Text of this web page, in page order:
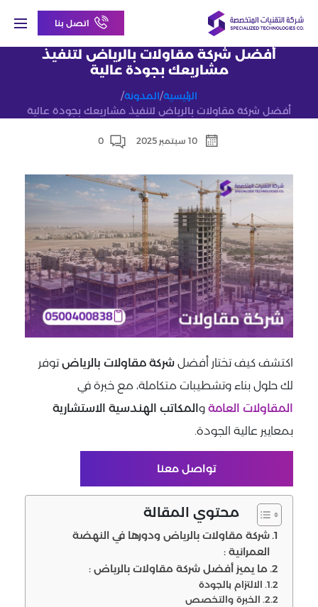
اتصل بنا
أفضل شركة مقاولات بالرياض لتنفيذ
مشاريعك بجودة عالية
الرئيسية/المدونة/
أفضل شركة مقاولات بالرياض لتنفيذ مشاريعك بجودة عالية
10 سبتمبر 2025 0
اكتشف كيف تختار أفضل شركة مقاولات بالرياضتوفر
لك حلول بناء وتشطيبات متكاملة، مع خبرة في
المقاولات العامة والمكاتب الهندسية الاستشارية
بمعايير عالية الجودة.
تواصل معنا
محتوي المقالة
شركة مقاولات بالرياض ودورها في النهضة
العمرانية :
ما يميز أفضل شركة مقاولات بالرياض :
الالتزام بالجودة
الخبرة والتخصص